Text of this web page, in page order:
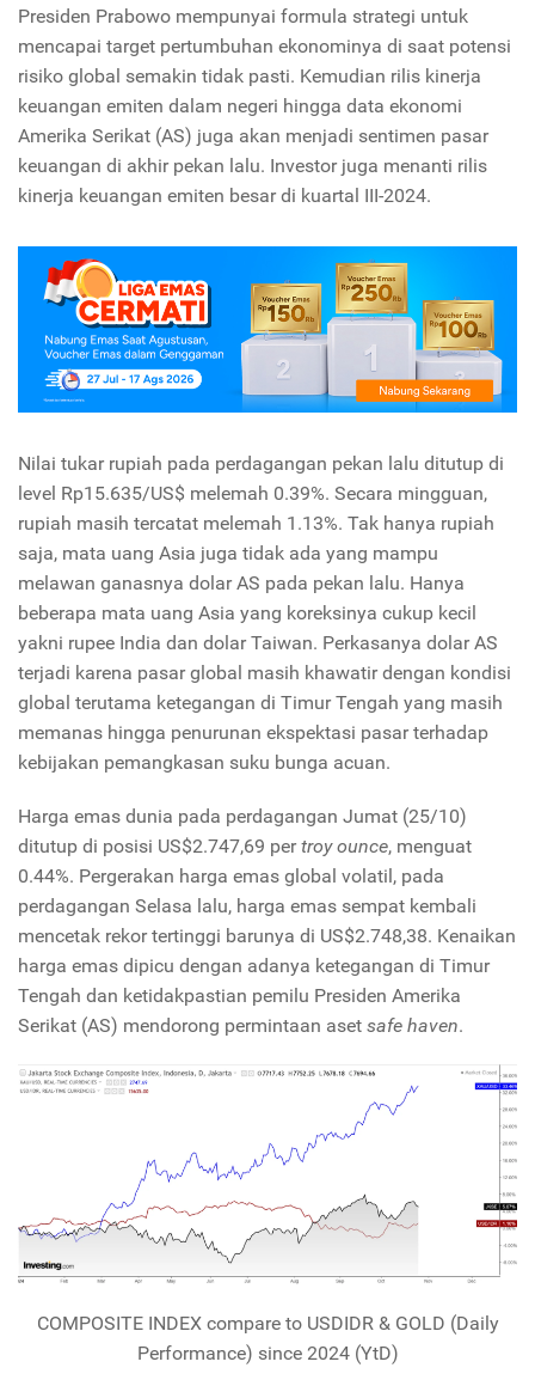
Presiden Prabowo mempunyai formula strategi untuk
mencapai target pertumbuhan ekonominya di saat potensi
risiko global semakin tidak pasti. Kemudian rilis kinerja
keuangan emiten dalam negeri hingga data ekonomi
Amerika Serikat (AS) juga akan menjadi sentimen pasar
keuangan di akhir pekan lalu. Investor juga menanti rilis
kinerja keuangan emiten besar di kuartal III-2024.
Nilai tukar rupiah pada perdagangan pekan lalu ditutup di
level Rp15.635/US$ melemah 0.39%. Secara mingguan,
rupiah masih tercatat melemah 1.13%. Tak hanya rupiah
saja, mata uang Asia juga tidak ada yang mampu
melawan ganasnya dolar AS pada pekan lalu. Hanya
beberapa mata uang Asia yang koreksinya cukup kecil
yakni rupee India dan dolar Taiwan. Perkasanya dolar AS
terjadi karena pasar global masih khawatir dengan kondisi
global terutama ketegangan di Timur Tengah yang masih
memanas hingga penurunan ekspektasi pasar terhadap
kebijakan pemangkasan suku bunga acuan.
Harga emas dunia pada perdagangan Jumat (25/10)
ditutup di posisi US$2.747,69 pertroy ounce, menguat
0.44%. Pergerakan harga emas global volatil, pada
perdagangan Selasa lalu, harga emas sempat kembali
mencetak rekor tertinggi barunya di US$2.748,38. Kenaikan
harga emas dipicu dengan adanya ketegangan di Timur
Tengah dan ketidakpastian pemilu Presiden Amerika
Serikat (AS) mendorong permintaan aset safe haven.
COMPOSITE INDEX compare to USDIDR & GOLD (Daily
Performance) since 2024 (YtD)